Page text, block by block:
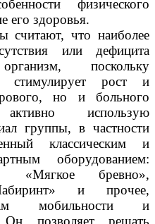
физического
его здоровья.
считают, что наиболее
или дефицита
поскольку
стимулирует рост и
но и больного
использую
группы, в частности
классическим и
оборудованием:
«Мягкое бревно»,
и прочее,
мобильности и
Он позволяет решать